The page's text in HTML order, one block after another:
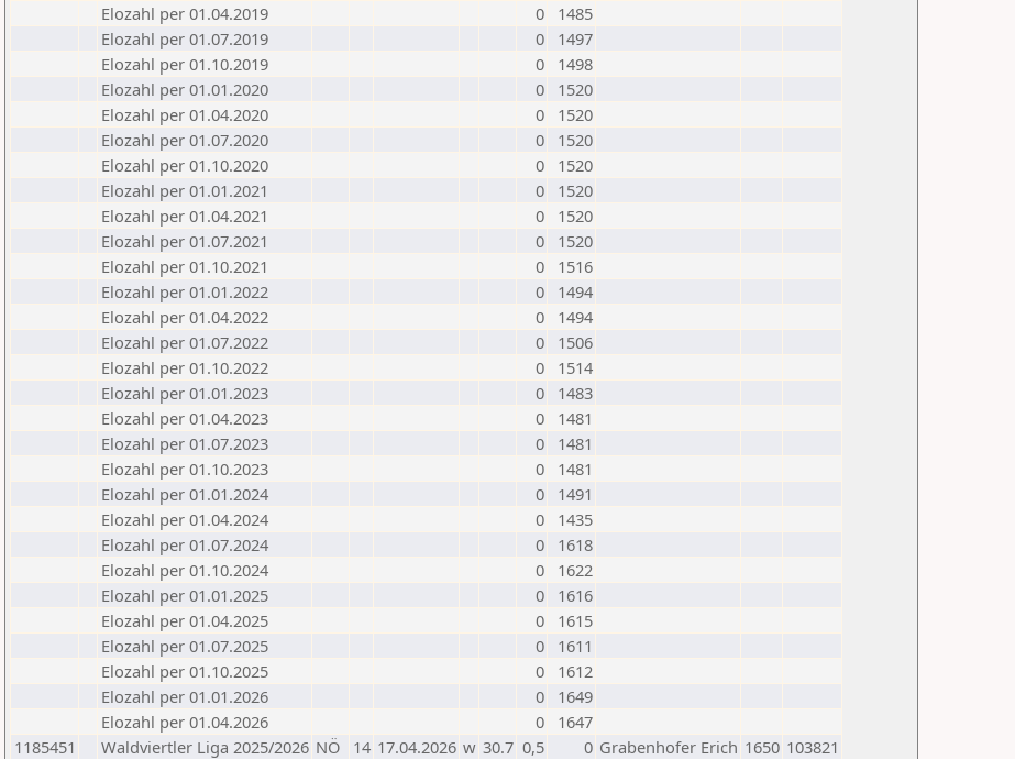
Elozahl per 01.04.2019
0
1485
Elozahl per 01.07.2019
0
1497
Elozahl per 01.10.2019
0
1498
Elozahl per 01.01.2020
0
1520
Elozahl per 01.04.2020
0
1520
Elozahl per 01.07.2020
0
1520
Elozahl per 01.10.2020
0
1520
Elozahl per 01.01.2021
0
1520
Elozahl per 01.04.2021
0
1520
Elozahl per 01.07.2021
0
1520
Elozahl per 01.10.2021
0
1516
Elozahl per 01.01.2022
0
1494
Elozahl per 01.04.2022
0
1494
Elozahl per 01.07.2022
0
1506
Elozahl per 01.10.2022
0
1514
Elozahl per 01.01.2023
0
1483
Elozahl per 01.04.2023
0
1481
Elozahl per 01.07.2023
0
1481
Elozahl per 01.10.2023
0
1481
Elozahl per 01.01.2024
0
1491
Elozahl per 01.04.2024
0
1435
Elozahl per 01.07.2024
0
1618
Elozahl per 01.10.2024
0
1622
Elozahl per 01.01.2025
0
1616
Elozahl per 01.04.2025
0
1615
Elozahl per 01.07.2025
0
1611
Elozahl per 01.10.2025
0
1612
Elozahl per 01.01.2026
0
1649
Elozahl per 01.04.2026
0
1647
1185451
Waldviertler Liga 2025/2026 NÖ 14 17.04.2026 w 30.7 0,5 0 Grabenhofer Erich 1650 103821